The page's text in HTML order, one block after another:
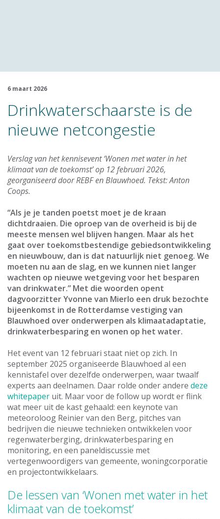
6 maart 2026
Drinkwaterschaarste is de
nieuwe netcongestie
Verslag van het kennisevent ‘Wonen met water in het
klimaat van de toekomst’ op 12 februari 2026,
georganiseerd door REBF en Blauwhoed. Tekst: Anton
Coops.
“Als je je tanden poetst moet je de kraan
dichtdraaien. Die oproep van de overheid is bij de
meeste mensen wel blijven hangen. Maar als het
gaat over toekomstbestendige gebiedsontwikkeling
en nieuwbouw, dan is dat natuurlijk niet genoeg. We
moeten nu aan de slag, en we kunnen niet langer
wachten op nieuwe wetgeving voor het besparen
van drinkwater.” Met die woorden opent
dagvoorzitter Yvonne van Mierlo een druk bezochte
bijeenkomst in de Rotterdamse vestiging van
Blauwhoed over onderwerpen als klimaatadaptatie,
drinkwaterbesparing en wonen op het water.
Het event van 12 februari staat niet op zich. In
september 2025 organiseerde Blauwhoed al een
kennistafel over dezelfde onderwerpen, waar twaalf
experts aan deelnamen. Daar rolde onder andere deze
whitepaper uit. Maar voor de follow up wordt er flink
wat meer uit de kast gehaald: een keynote van
meteoroloog Reinier van den Berg, pitches van
bedrijven die nieuwe technieken ontwikkelen voor
regenwaterberging, drinkwaterbesparing en
monitoring, en een paneldiscussie met
vertegenwoordigers van gemeente, woningcorporatie
en projectontwikkelaars.
De lessen van ‘Wonen met water in het
klimaat van de toekomst’